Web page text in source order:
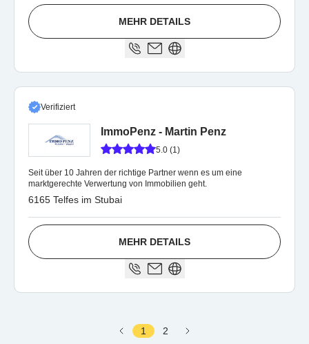
MEHR DETAILS
Verifiziert
ImmoPenz - Martin Penz
5.0 (1)
Seit über 10 Jahren der richtige Partner wenn es um eine
marktgerechte Verwertung von Immobilien geht.
6165 Telfes im Stubai
MEHR DETAILS
1 2